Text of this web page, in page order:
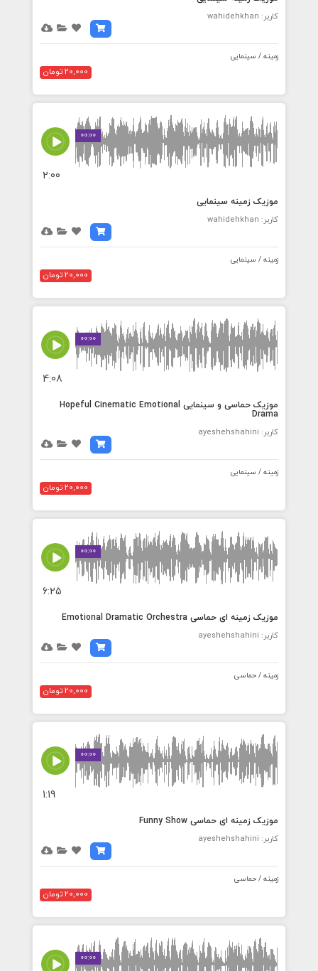
کاربر: wahidehkhan
زمینه / سینمایی
20,000 تومان
00:00
2:00
موزیک زمینه سینمایی
کاربر: wahidehkhan
زمینه / سینمایی
20,000 تومان
00:00
4:08
موزیک حماسی و سینمایی Hopeful Cinematic Emotional
Drama
کاربر: ayeshehshahini
زمینه / سینمایی
20,000 تومان
00:00
6:25
موزیک زمینه ای حماسی Emotional Dramatic Orchestra
کاربر: ayeshehshahini
زمینه / حماسی
20,000 تومان
00:00
1:19
موزیک زمینه ای حماسی Funny Show
کاربر: ayeshehshahini
زمینه / حماسی
20,000 تومان
00:00